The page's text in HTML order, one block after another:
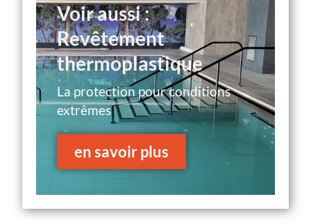
Voir aussi :
Revêtement
thermoplastique
La protection pour conditions
extrêmes
en savoir plus